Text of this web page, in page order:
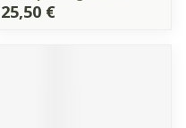
25,50 €